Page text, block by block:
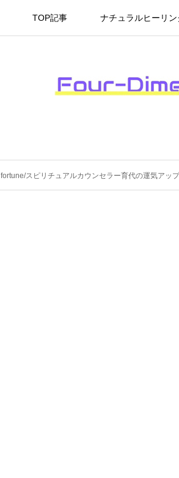
TOP記事 ナチュラルヒーリ
fortune/スピリチュアルカウンセラー育代の運気アッ